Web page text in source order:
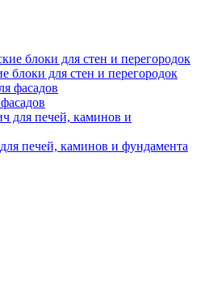
блоки для стен и перегородок
печей, каминов и фундамента